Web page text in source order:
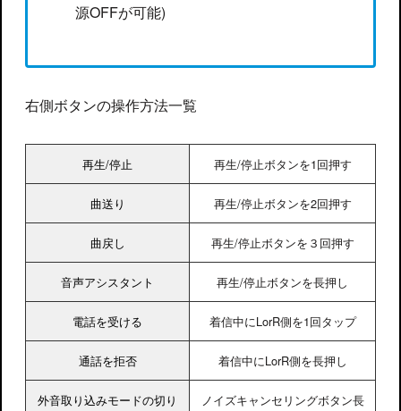
源OFFが可能)
右側ボタンの操作方法一覧
再生/停止 再生/停止ボタンを1回押す
曲送り 再生/停止ボタンを2回押す
曲戻し 再生/停止ボタンを３回押す
音声アシスタント 再生/停止ボタンを長押し
電話を受ける 着信中にLorR側を1回タップ
通話を拒否 着信中にLorR側を長押し
外音取り込みモードの切り
ノイズキャンセリングボタン長